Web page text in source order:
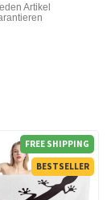
Artikel
FREE SHIPPING
BESTSELLER